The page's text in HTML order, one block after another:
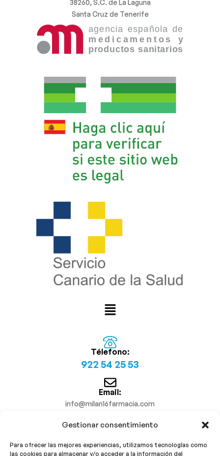
Gestionar consentimiento
Para ofrecer las mejores experiencias, utilizamos tecnologías como
las cookies para almacenar y/o acceder a la información del
38260, S.C. de La Laguna
Santa Cruz de Tenerife
Télefono:
922 54 25 53
Email:
info@milan16farmacia.com
¡Síguenos!